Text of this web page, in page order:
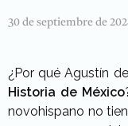
30 de septiembre de
¿Por qué Agustín
Historia de México
novohispano no